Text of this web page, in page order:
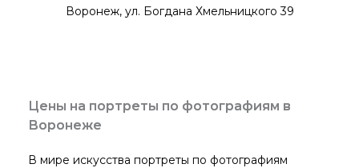
Воронеж, ул. Богдана Хмельницкого 39
Цены на портреты по фотографиям в
Воронеже
В мире искусства портреты по фотографиям